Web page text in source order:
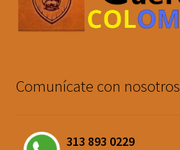
Comunícate con nosotros
313 893 0229